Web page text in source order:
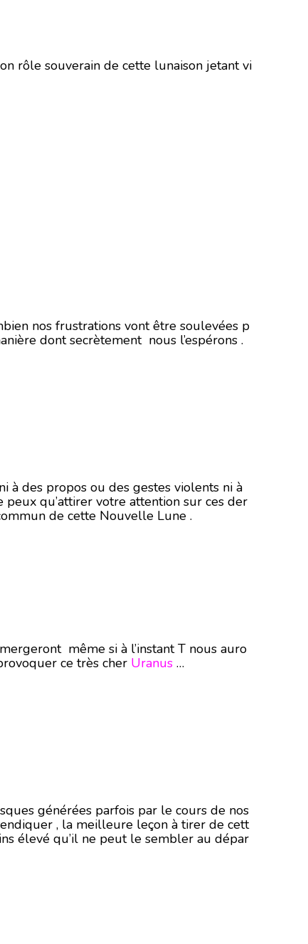
rôle souverain de cette lunaison jetant vi
nos frustrations vont être soulevées p
dont secrètement nous l’espérons .
à des propos ou des gestes violents ni à
qu’attirer votre attention sur ces der
de cette Nouvelle Lune .
même si à l’instant T nous auro
ce très cher Uranus …
générées parfois par le cours de nos
, la meilleure leçon à tirer de cett
élevé qu’il ne peut le sembler au dépar